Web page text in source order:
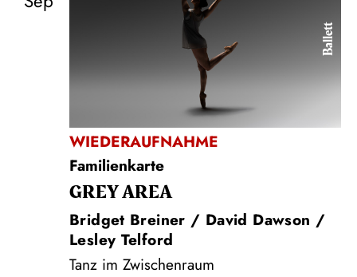
Ballett
WIEDERAUFNAHME
Familienkarte
GREY AREA
Bridget Breiner / David Dawson /
Lesley Telford
Tanz im Zwischenraum